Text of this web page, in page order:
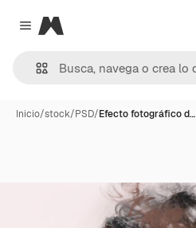
Close menu
Magnific
Inicio/stock/PSD/Efecto fotográfico d…